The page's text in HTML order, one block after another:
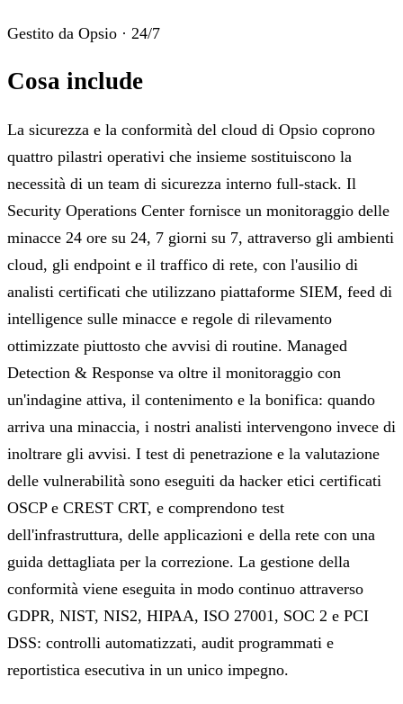
Gestito da Opsio · 24/7
Cosa include
La sicurezza e la conformità del cloud di Opsio coprono
quattro pilastri operativi che insieme sostituiscono la
necessità di un team di sicurezza interno full-stack. Il
Security Operations Center fornisce un monitoraggio delle
minacce 24 ore su 24, 7 giorni su 7, attraverso gli ambienti
cloud, gli endpoint e il traffico di rete, con l'ausilio di
analisti certificati che utilizzano piattaforme SIEM, feed di
intelligence sulle minacce e regole di rilevamento
ottimizzate piuttosto che avvisi di routine. Managed
Detection & Response va oltre il monitoraggio con
un'indagine attiva, il contenimento e la bonifica: quando
arriva una minaccia, i nostri analisti intervengono invece di
inoltrare gli avvisi. I test di penetrazione e la valutazione
delle vulnerabilità sono eseguiti da hacker etici certificati
OSCP e CREST CRT, e comprendono test
dell'infrastruttura, delle applicazioni e della rete con una
guida dettagliata per la correzione. La gestione della
conformità viene eseguita in modo continuo attraverso
GDPR, NIST, NIS2, HIPAA, ISO 27001, SOC 2 e PCI
DSS: controlli automatizzati, audit programmati e
reportistica esecutiva in un unico impegno.